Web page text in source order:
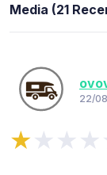
Media (21
22/